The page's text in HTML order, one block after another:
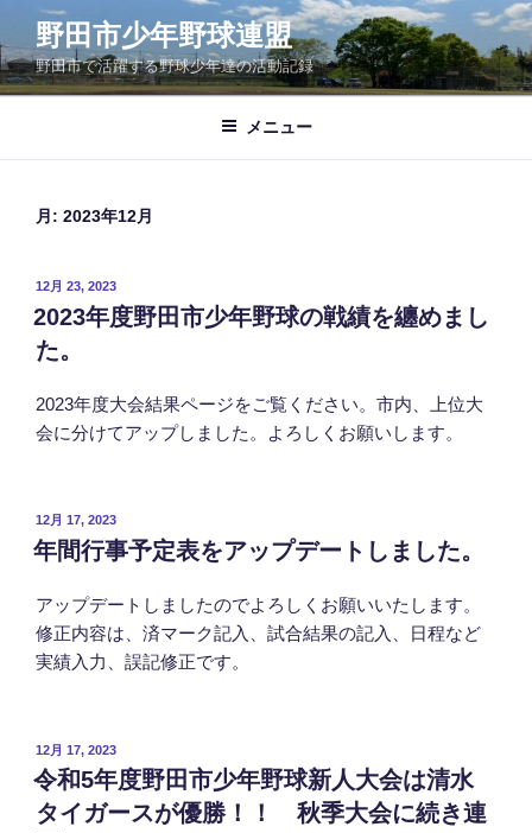
ン
テ
ン
へ
野田市少年野球連盟
野田市で活躍する野球少年達の活動記録
メニュー
月: 2023年12月
投
稿
日:
12月 23, 2023
2023年度野田市少年野球の戦績を纏めまし
た。
2023年度大会結果ページをご覧ください。市内、上位大
会に分けてアップしました。よろしくお願いします。
投
稿
日:
12月 17, 2023
年間行事予定表をアップデートしました。
アップデートしましたのでよろしくお願いいたします。
修正内容は、済マーク記入、試合結果の記入、日程など
実績入力、誤記修正です。
投
稿
日:
12月 17, 2023
令和5年度野田市少年野球新人大会は清水
タイガースが優勝！！ 秋季大会に続き連